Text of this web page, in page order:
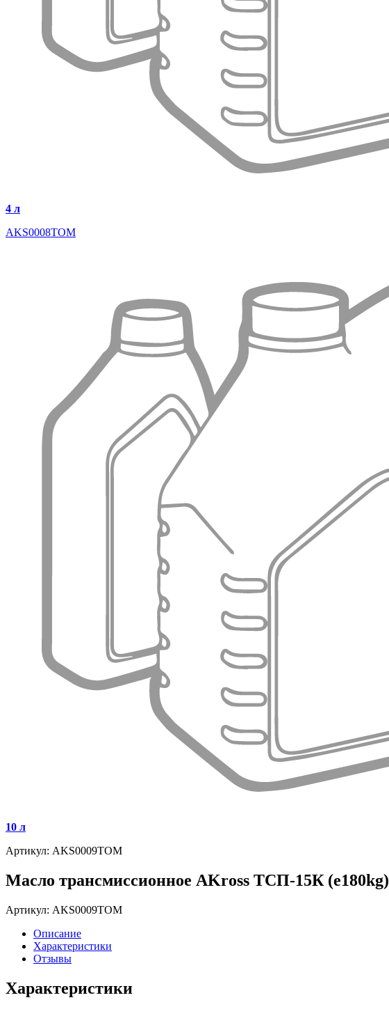
4 л
AKS0008TOM
10 л
Артикул: AKS0009TOM
Масло трансмиссионное AKross ТСП-15К (e180kg)
Артикул: AKS0009TOM
Описание
Характеристики
Отзывы
Характеристики